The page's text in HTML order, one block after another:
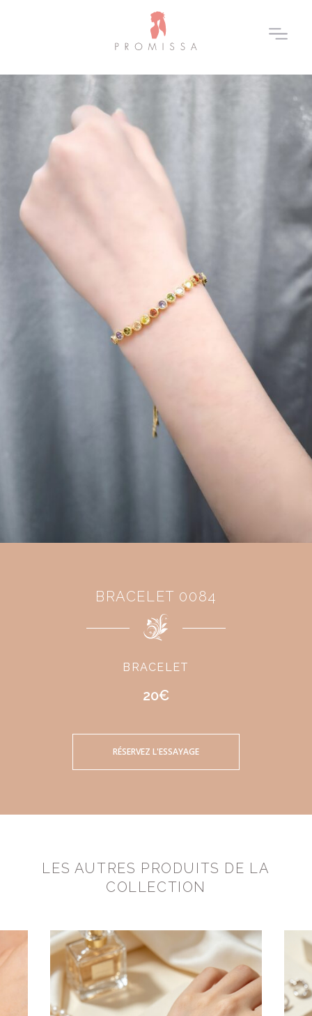
BRACELET 0084
BRACELET
20€
RÉSERVEZ L'ESSAYAGE
LES AUTRES PRODUITS DE LA
COLLECTION